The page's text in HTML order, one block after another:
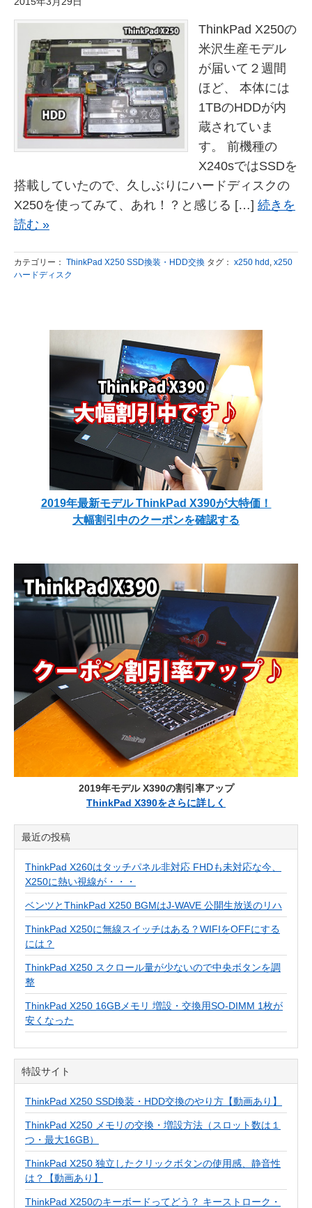
ThinkPad X250の
米沢生産モデル
が届いて２週間
ほど、 本体には
1TBのHDDが内
蔵されていま
す。 前機種の
X240sではSSDを
搭載していたので、久しぶりにハードディスクの
X250を使ってみて、あれ！？と感じる […] 続きを
読む »
カテゴリー： ThinkPad X250 SSD換装・HDD交換 タグ： x250 hdd , x250
ハードディスク
2019年最新モデル ThinkPad X390が大特価！
大幅割引中のクーポンを確認する
2019年モデル X390の割引率アップ
ThinkPad X390をさらに詳しく
最近の投稿
ThinkPad X260はタッチパネル非対応 FHDも未対応な今、
X250に熱い視線が・・・
ベンツとThinkPad X250 BGMはJ-WAVE 公開生放送のリハ
ThinkPad X250に無線スイッチはある？WIFIをOFFにする
には？
ThinkPad X250 スクロール量が少ないので中央ボタンを調
整
ThinkPad X250 16GBメモリ 増設・交換用SO-DIMM 1枚が
安くなった
特設サイト
ThinkPad X250 SSD換装・HDD交換のやり方【動画あり】
ThinkPad X250 メモリの交換・増設方法（スロット数は１
つ・最大16GB）
ThinkPad X250 独立したクリックボタンの使用感、静音性
は？【動画あり】
ThinkPad X250のキーボードってどう？ キーストローク・